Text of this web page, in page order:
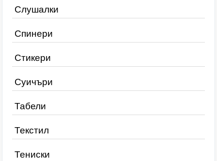
Слушалки
Спинери
Стикери
Суичъри
Табели
Текстил
Тениски